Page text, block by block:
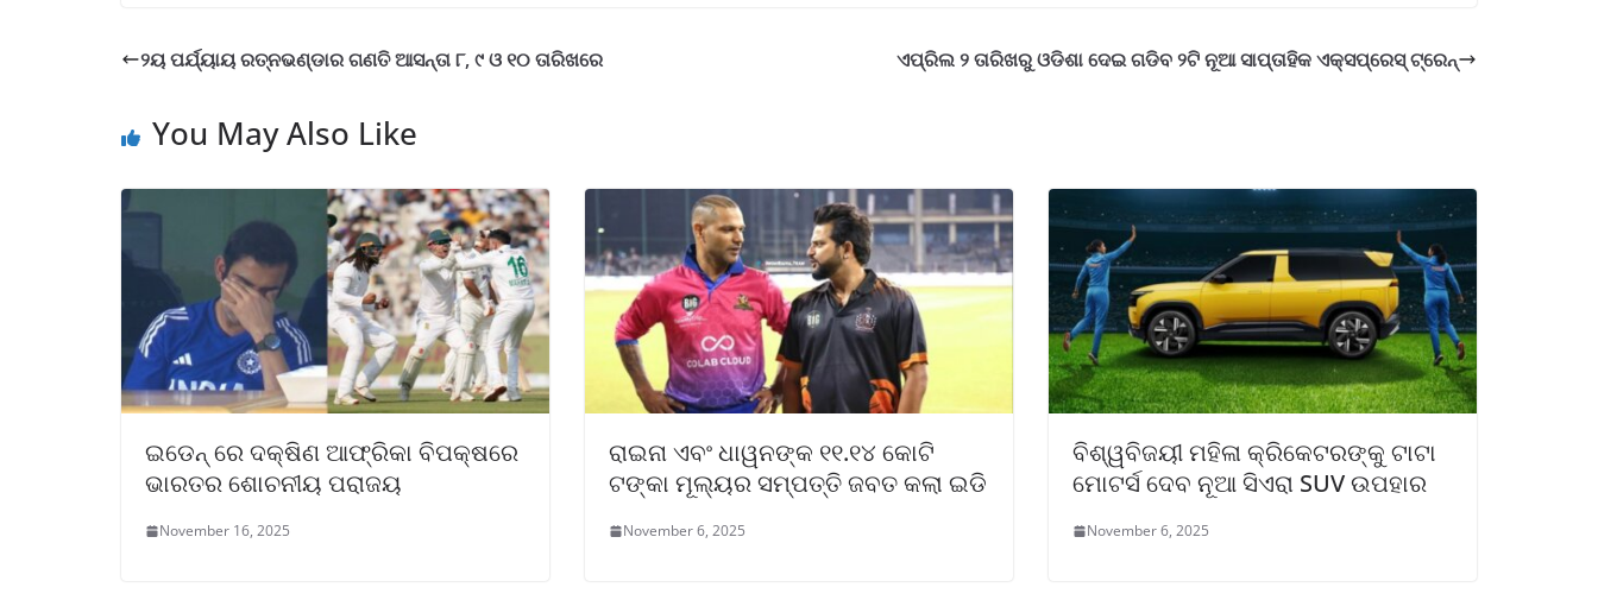
୨ୟ ପର୍ଯ୍ୟାୟ ରତ୍ନଭଣ୍ଡାର ଗଣତି ଆସନ୍ତା ୮, ୯ ଓ ୧୦ ତାରିଖରେ ଏପ୍ରିଲ ୨ ତାରିଖରୁ ଓଡିଶା ଦେଇ ଗଡିବ ୨ଟି ନୂଆ ସାପ୍ତାହିକ ଏକ୍ସପ୍ରେସ୍ ଟ୍ରେନ୍
You May Also Like
ଇଡେନ୍ ରେ ଦକ୍ଷିଣ ଆଫ୍ରିକା ବିପକ୍ଷରେ
ଭାରତର ଶୋଚନୀୟ ପରାଜୟ
November 16, 2025
ରାଇନା ଏବଂ ଧାୱନଙ୍କ ୧୧.୧୪ କୋଟି
ଟଙ୍କା ମୂଲ୍ୟର ସମ୍ପତ୍ତି ଜବତ କଲା ଇଡି
November 6, 2025
ବିଶ୍ୱବିଜୟୀ ମହିଳା କ୍ରିକେଟରଙ୍କୁ ଟାଟା
ମୋଟର୍ସ ଦେବ ନୂଆ ସିଏରା SUV ଉପହାର
November 6, 2025